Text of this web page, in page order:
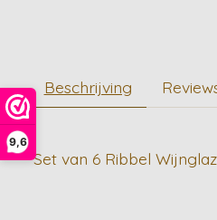
9,6
Beschrijving
Set van 6 Ribbel